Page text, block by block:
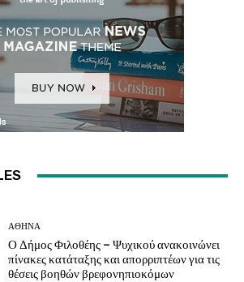
ΑΘΗΝΑ
Ο Δήμος Φιλοθέης – Ψυχικού ανακοινώνει
πίνακες κατάταξης και απορριπτέων για τις
θέσεις βοηθών βρεφονηπιοκόμων